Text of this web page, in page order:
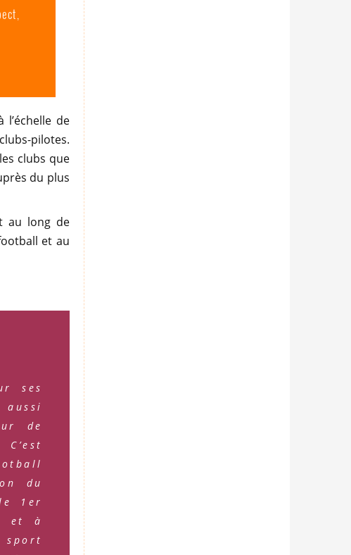
de
pilotes.
clubs que
du plus
au long de
et au
ses
de
du
1er
et à